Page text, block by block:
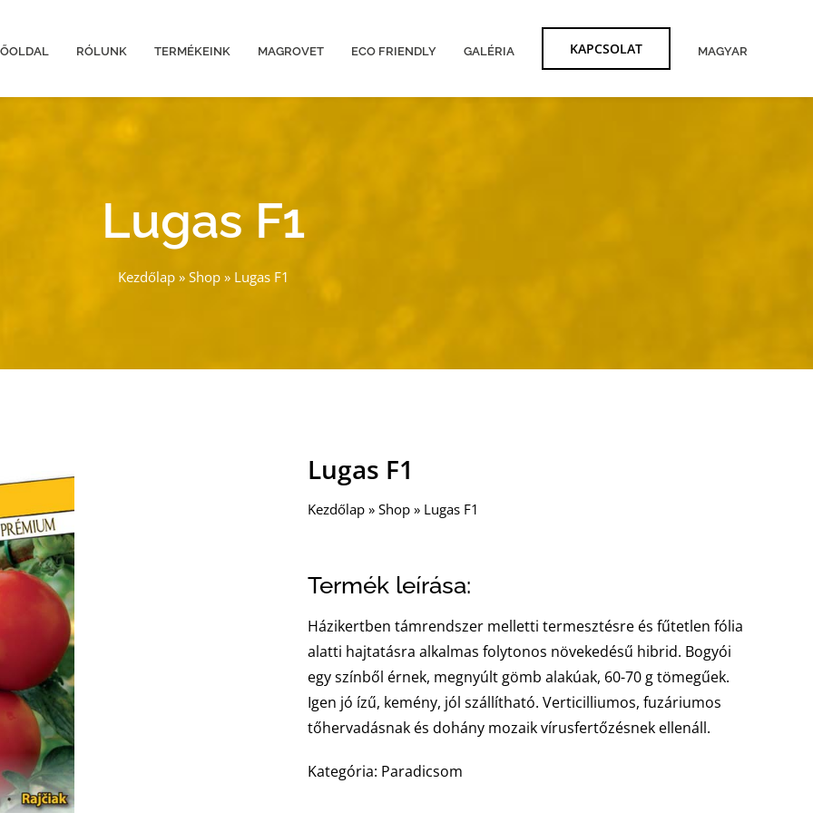
RÓLUNK TERMÉKEINK MAGROVET ECO FRIENDLY GALÉRIA KAPCSOLAT MAGYAR
Lugas F1
Kezdőlap» Shop» Lugas F1
Lugas F1
Kezdőlap » Shop » Lugas F1
Termék leírása:
Házikertben támrendszer melletti termesztésre és fűtetlen fólia
alatti hajtatásra alkalmas folytonos növekedésű hibrid. Bogyói
egy színből érnek, megnyúlt gömb alakúak, 60-70 g tömegűek.
Igen jó ízű, kemény, jól szállítható. Verticilliumos, fuzáriumos
tőhervadásnak és dohány mozaik vírusfertőzésnek ellenáll.
Kategória: Paradicsom